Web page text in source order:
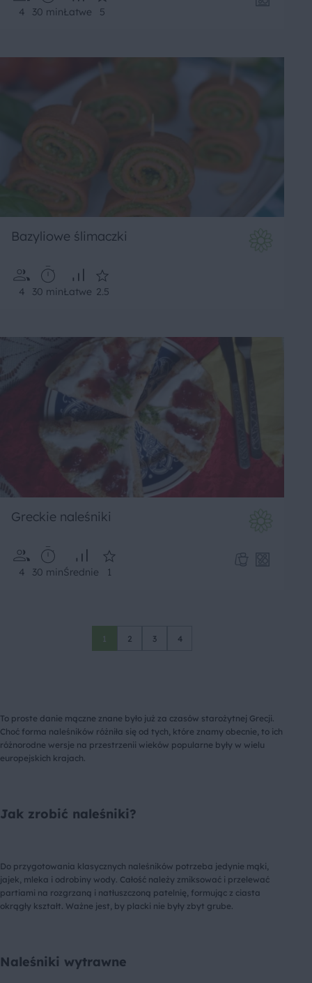
4 30 minŁatwe 5
Bazyliowe ślimaczki
4 30 minŁatwe 2.5
Greckie naleśniki
4 30 minŚrednie 1
1 2 3 4
To proste danie mączne znane było już za czasów starożytnej Grecji.
Choć forma naleśników różniła się od tych, które znamy obecnie, to ich
różnorodne wersje na przestrzenii wieków popularne były w wielu
europejskich krajach.
Jak zrobić naleśniki?
Do przygotowania klasycznych naleśników potrzeba jedynie mąki,
jajek, mleka i odrobiny wody. Całość należy zmiksować i przelewać
partiami na rozgrzaną i natłuszczoną patelnię, formując z ciasta
okrągły kształt. Ważne jest, by placki nie były zbyt grube.
Naleśniki wytrawne